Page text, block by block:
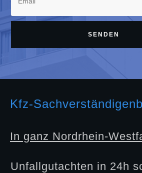
SENDEN
Kfz-
In ganz Nordrhein-
Unfallgutachten in 24h